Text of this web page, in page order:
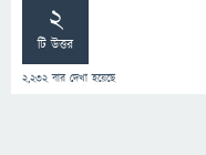
2
টি উত্তর
2,232বার দেখা হয়েছে